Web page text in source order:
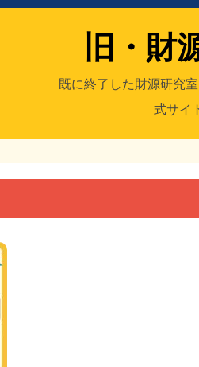
旧・財
既に終了した財源研究
式サイ